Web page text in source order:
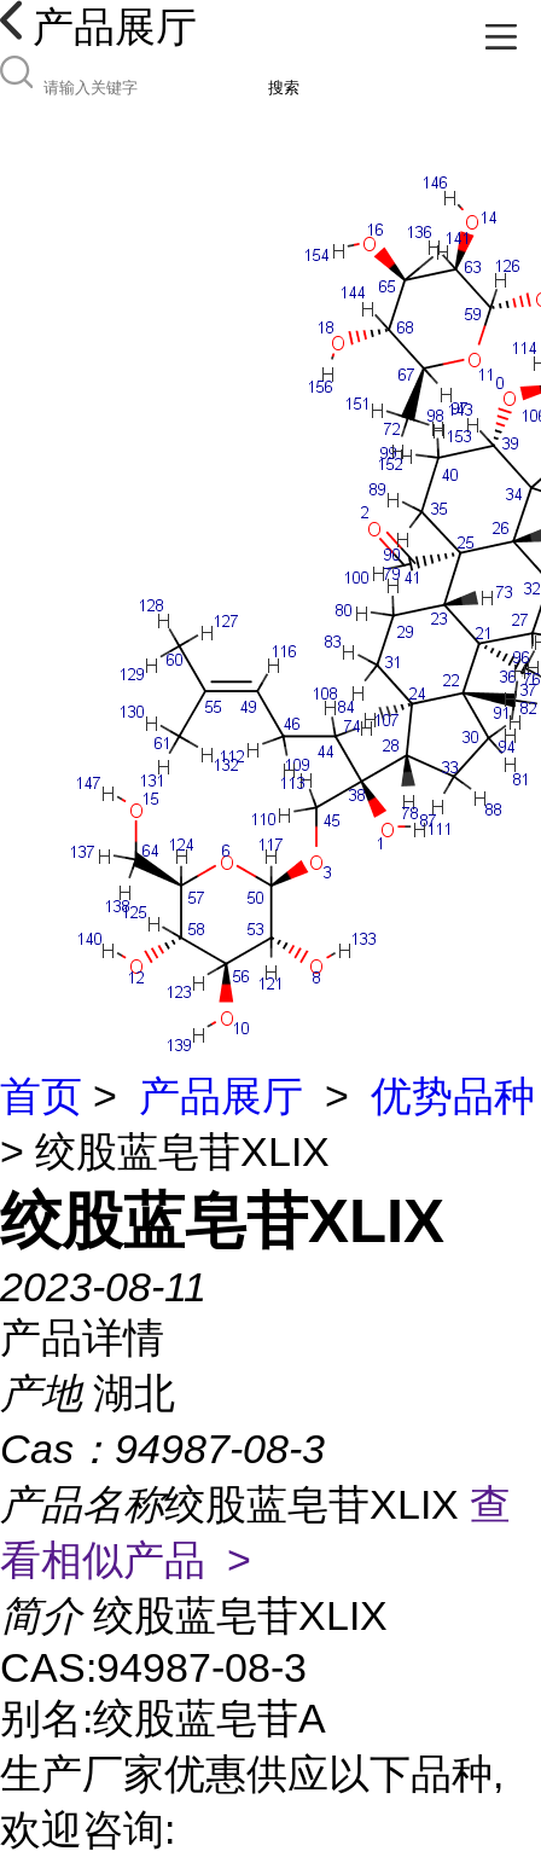
产品展厅
搜索
首页 > 产品展厅 > 优势品种
> 绞股蓝皂苷XLIX
绞股蓝皂苷XLIX
2023-08-11
产品详情
产地 湖北
Cas： 94987-08-3
产品名称绞股蓝皂苷XLIX 查
看相似产品 >
简介 绞股蓝皂苷XLIX
CAS:94987-08-3
别名:绞股蓝皂苷A
生产厂家优惠供应以下品种,
欢迎咨询: